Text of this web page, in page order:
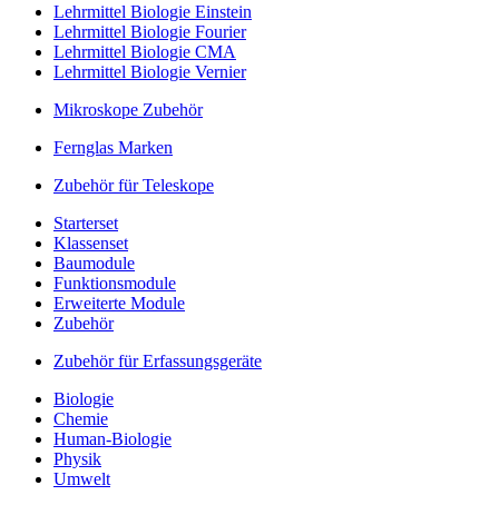
Lehrmittel Biologie Einstein
Lehrmittel Biologie Fourier
Lehrmittel Biologie CMA
Lehrmittel Biologie Vernier
Mikroskope Zubehör
Fernglas Marken
Zubehör für Teleskope
Starterset
Klassenset
Baumodule
Funktionsmodule
Erweiterte Module
Zubehör
Zubehör für Erfassungsgeräte
Biologie
Chemie
Human-Biologie
Physik
Umwelt